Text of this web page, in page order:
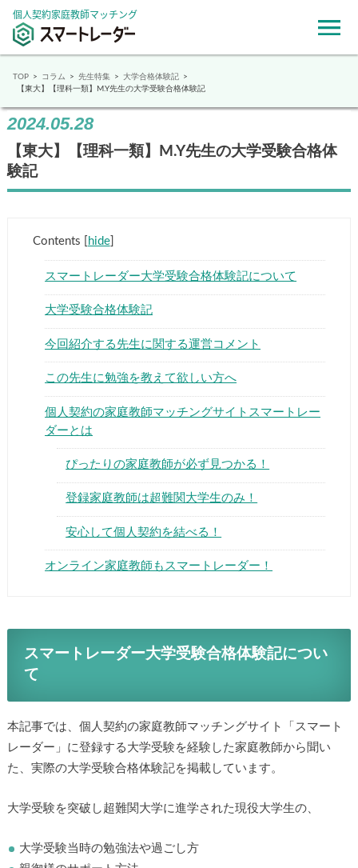
個人契約家庭教師マッチング
▶
TOP コラム 先生特集
大学合格体験記
【東大】【理科一類】M.Y先生の大学受験合格体験記
2024.05.28
【東大】【理科一類】M.Y先生の大学受験合格体
験記
Contents hide]
スマートレーダー大学受験合格体験記について
大学受験合格体験記
今回紹介する先生に関する運営コメント
この先生に勉強を教えて欲しい方へ
個人契約の家庭教師マッチングサイトスマートレー
ダーとは
ぴったりの家庭教師が必ず見つかる！
登録家庭教師は超難関大学生のみ！
安心して個人契約を結べる！
オンライン家庭教師もスマートレーダー！
スマートレーダー大学受験合格体験記につい
て
本記事では、個人契約の家庭教師マッチングサイト「スマート
レーダー」に登録する大学受験を経験した家庭教師から聞い
た、実際の大学受験合格体験記を掲載しています。
大学受験を突破し超難関大学に進学された現役大学生の、
大学受験当時の勉強法や過ごし方